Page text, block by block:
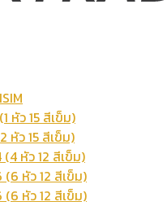
หัว 15 สีเข็ม)
หัว 15 สีเข็ม)
(4 หัว 12 สีเข็ม)
(6 หัว 12 สีเข็ม)
(6 หัว 12 สีเข็ม)